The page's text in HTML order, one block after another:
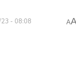
- 08:08 A